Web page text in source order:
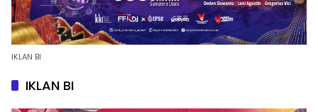
IKLAN BI
IKLAN BI